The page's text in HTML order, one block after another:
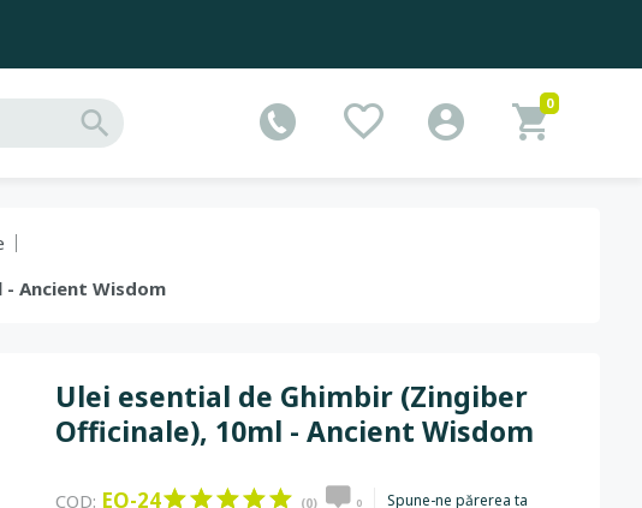
0
Ancient Wisdom
Ulei esential de Ghimbir (Zingiber
Officinale), 10ml - Ancient Wisdom
COD: EO-24 (0) 0 Spune-ne părerea ta